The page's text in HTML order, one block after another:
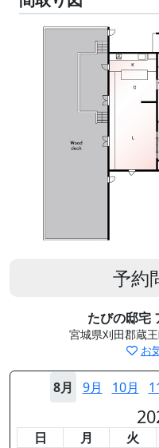
予約
たびの邸宅
宮城県刈田郡蔵
お
8月 9月 10月
日 月 火